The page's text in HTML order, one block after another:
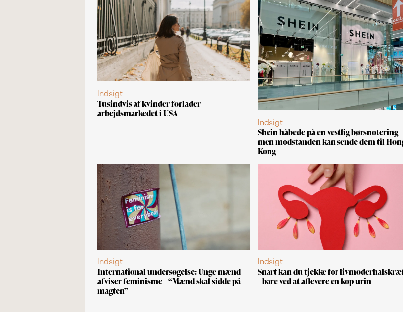
Indsigt
Tusindvis af kvinder forlader
arbejdsmarkedet i USA
Indsigt
Shein håbede på en vestlig børsnotering –
men modstanden kan sende dem til
Kong
Indsigt
International undersøgelse: Unge mænd
afviser feminisme – “Mænd skal sidde på
magten”
Indsigt
Snart kan du tjekke for
– bare ved at aflevere en kop urin